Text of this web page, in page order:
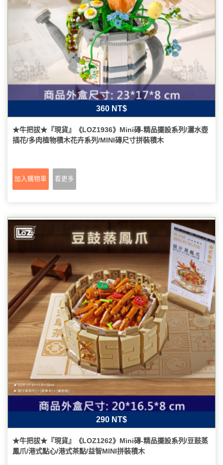
360 NT$
★牛把拔★『現貨』《LOZ1936》Mini磚-精品擺設系列/灑水壺
插花/多肉植物積木花卉系列/MINI磚尺寸拼裝積木
加入購物車 看更多
290 NT$
★牛把拔★『現貨』《LOZ1262》Mini磚-精品擺設系列/豆鼓蒸
鳳爪/港式點心/港式茶點/益智MINI拼裝積木